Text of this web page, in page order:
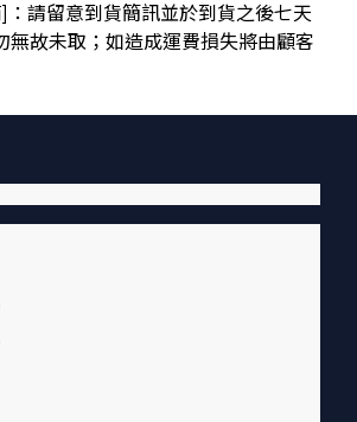
：請留意到貨簡訊並於到貨之後七天
無故未取；如造成運費損失將由顧客